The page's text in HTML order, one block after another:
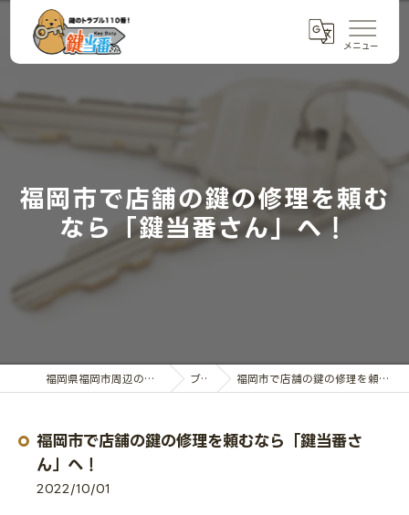
福岡市で店舗の鍵の修理を頼む
なら「鍵当番さん」へ！
福岡県福岡市周辺の鍵交換なら鍵当番さん ブログ 福岡市で店舗の鍵の修理を頼むなら「鍵当番さん」へ！
福岡市で店舗の鍵の修理を頼むなら「鍵当番さ
ん」へ！
2022/10/01